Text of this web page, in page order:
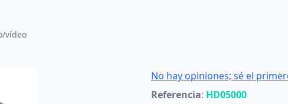
vídeo
No hay opiniones; sé el
Referencia: HD05000